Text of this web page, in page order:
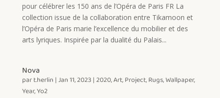
pour célébrer les 150 ans de l’Opéra de Paris FR La
collection issue de la collaboration entre Tikamoon et
l’Opéra de Paris marie l’excellence du mobilier et des
arts lyriques. Inspirée par la dualité du Palais...
Nova
part.herlin |Jan 11, 2023|2020,Art,Project,Rugs,Wallpaper,
Year,Yo2